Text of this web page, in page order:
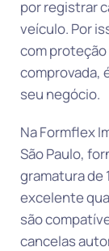
por registrar
veículo. Por
com
comprovada,
seu negócio.
Na Formflex
São Paulo,
gramatura de
excelente
são
cancelas